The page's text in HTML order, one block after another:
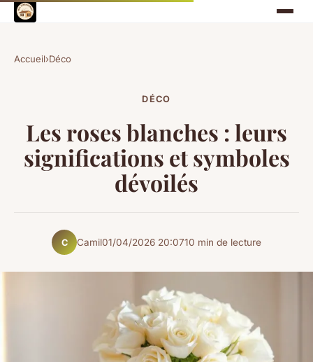
Accueil›Déco
DÉCO
Les roses blanches : leurs
significations et symboles
dévoilés
C Camil01/04/2026 20:0710 min de lecture